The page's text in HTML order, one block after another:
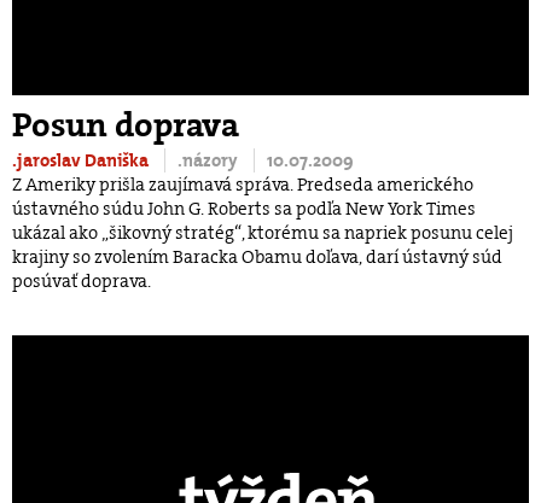
Posun doprava
.jaroslav Daniška .názory
10.07.2009
Z Ameriky prišla zaujímavá správa. Predseda amerického
ústavného súdu John G. Roberts sa podľa New York Times
ukázal ako „šikovný stratég“, ktorému sa napriek posunu celej
krajiny so zvolením Baracka Obamu doľava, darí ústavný súd
posúvať doprava.